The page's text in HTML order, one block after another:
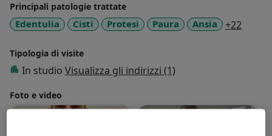
Principali patologie trattate
Edentulia Cisti Protesi Paura Ansia +22
Tipologia di visite
In studio Visualizza gli indirizzi (1)
Foto e video